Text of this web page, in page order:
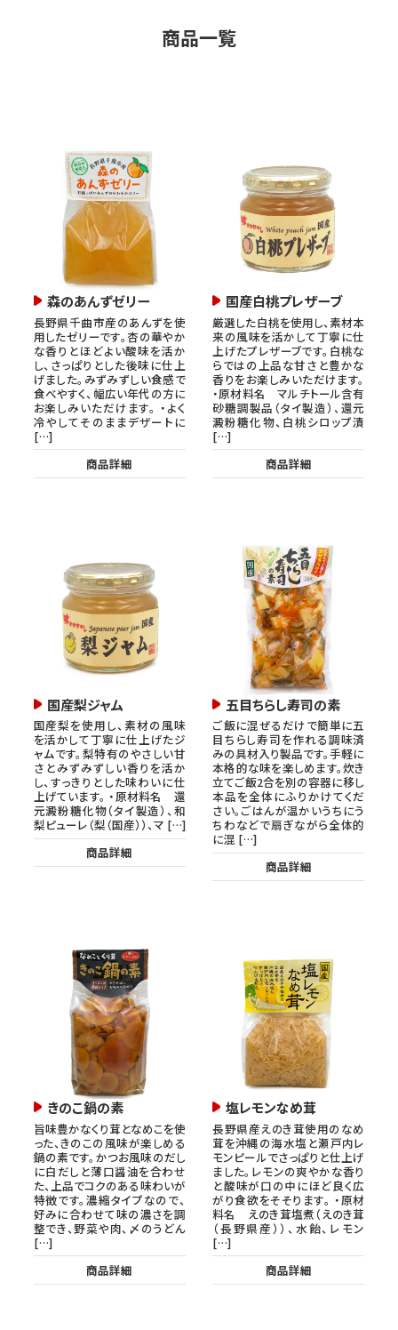
商品一覧
森のあんずゼリー
長野県千曲市産のあんずを使
用したゼリーです。杏の華やか
な香りとほどよい酸味を活か
し、さっぱりとした後味に仕上
げました。みずみずしい食感で
食べやすく、幅広い年代の方に
お楽しみいただけます。 ・よく
冷やしてそのままデザートに
[…]
商品詳細
国産白桃プレザーブ
厳選した白桃を使用し、素材本
来の風味を活かして丁寧に仕
上げたプレザーブです。白桃な
らではの上品な甘さと豊かな
香りをお楽しみいただけます。
・原材料名 マルチトール含有
砂糖調製品（タイ製造）、還元
澱粉糖化物、白桃シロップ漬
[…]
商品詳細
国産梨ジャム
国産梨を使用し、素材の風味
を活かして丁寧に仕上げたジ
ャムです。梨特有のやさしい甘
さとみずみずしい香りを活か
し、すっきりとした味わいに仕
上げています。 ・原材料名 還
元澱粉糖化物（タイ製造）、和
梨ピューレ（梨（国産））、マ […]
商品詳細
五目ちらし寿司の素
ご飯に混ぜるだけで簡単に五
目ちらし寿司を作れる調味済
みの具材入り製品です。手軽に
本格的な味を楽しめます。炊き
立てご飯2合を別の容器に移し
本品を全体にふりかけてくだ
さい。ごはんが温かいうちにう
ちわなどで扇ぎながら全体的
に混 […]
商品詳細
きのこ鍋の素
旨味豊かなくり茸となめこを使
った、きのこの風味が楽しめる
鍋の素です。かつお風味のだし
に白だしと薄口醤油を合わせ
た、上品でコクのある味わいが
特徴です。濃縮タイプなので、
好みに合わせて味の濃さを調
整でき、野菜や肉、〆のうどん
[…]
商品詳細
塩レモンなめ茸
長野県産えのき茸使用のなめ
茸を沖縄の海水塩と瀬戸内レ
モンピールでさっぱりと仕上げ
ました。レモンの爽やかな香り
と酸味が口の中にほど良く広
がり食欲をそそります。 ・原材
料名 えのき茸塩煮（えのき茸
（長野県産））、水飴、レモン
[…]
商品詳細